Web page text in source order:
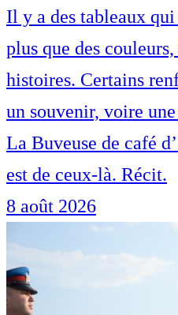
Il y a des tableaux
plus que des
histoires. Certains
un souvenir, voire
La Buveuse de café
est de ceux-là. Récit.
8 août 2026